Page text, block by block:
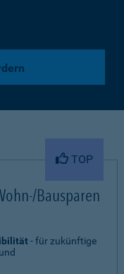
TOP
Bausparen
- für zukünftige